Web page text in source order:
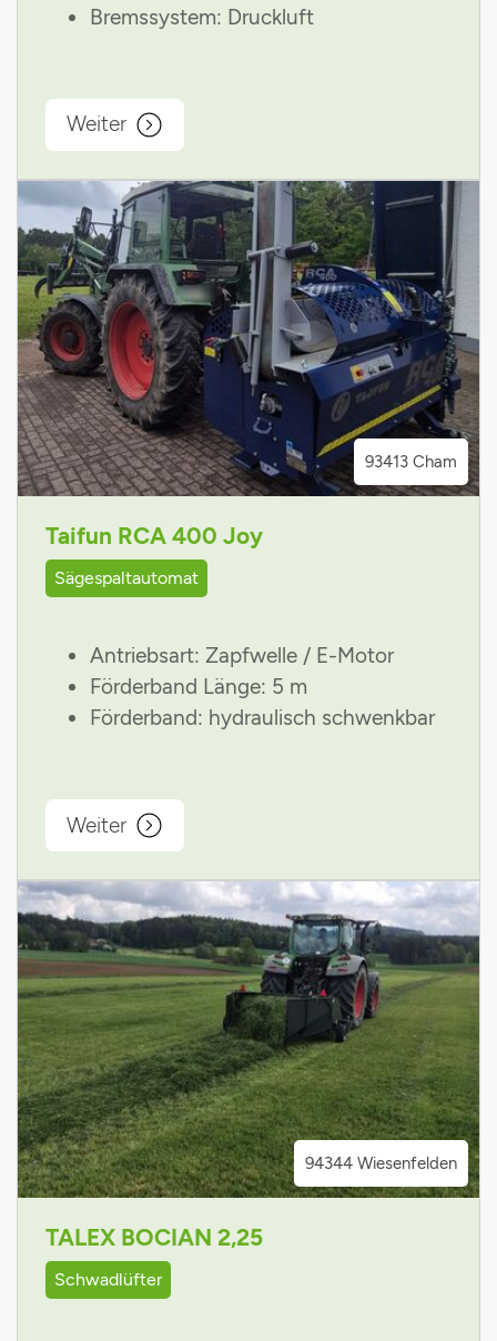
Bremssystem: Druckluft
Weiter
93413 Cham
Taifun RCA 400 Joy
Sägespaltautomat
Antriebsart: Zapfwelle / E-Motor
Förderband Länge: 5 m
Förderband: hydraulisch schwenkbar
Weiter
94344 Wiesenfelden
TALEX BOCIAN 2,25
Schwadlüfter